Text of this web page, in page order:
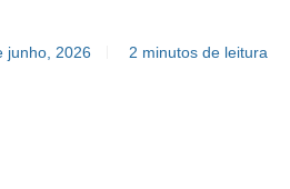
junho, 2026 2 minutos de leitura